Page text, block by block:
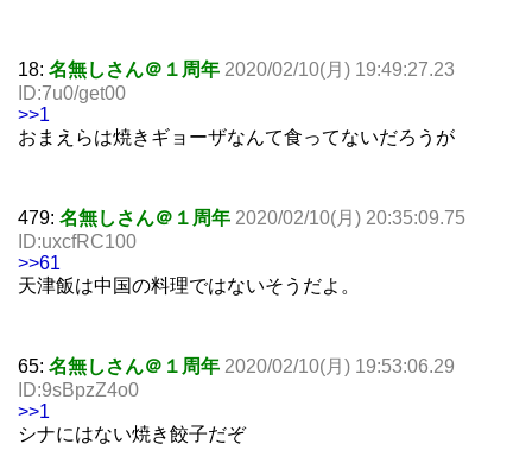
18: 名無しさん＠１周年 2020/02/10(月) 19:49:27.23
ID:7u0/get00
>>1
おまえらは焼きギョーザなんて食ってないだろうが
479: 名無しさん＠１周年 2020/02/10(月) 20:35:09.75
ID:uxcfRC100
>>61
天津飯は中国の料理ではないそうだよ。
65: 名無しさん＠１周年 2020/02/10(月) 19:53:06.29
ID:9sBpzZ4o0
>>1
シナにはない焼き餃子だぞ